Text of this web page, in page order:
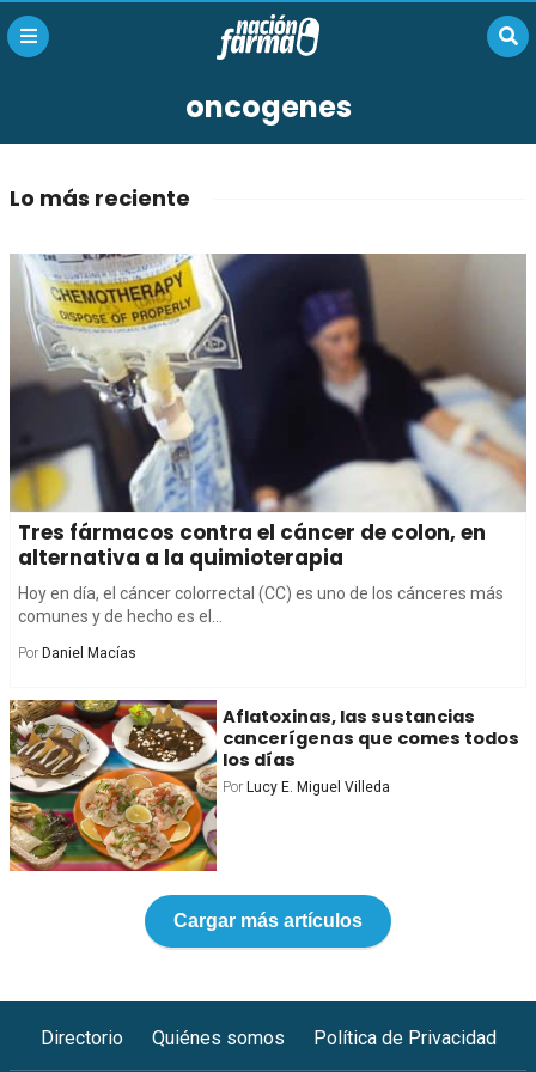
oncogenes
Lo más reciente
Tres fármacos contra el cáncer de colon, en
alternativa a la quimioterapia
Hoy en día, el cáncer colorrectal (CC) es uno de los cánceres más
comunes y de hecho es el...
Por Daniel Macías
Aflatoxinas, las sustancias
cancerígenas que comes todos
los días
Por Lucy E. Miguel Villeda
Cargar más artículos
Directorio Quiénes somos Política de Privacidad